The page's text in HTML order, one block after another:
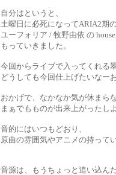
自分はというと、
土曜日に必死になってARIA2期
ユーフォリア / 牧野由依 の
もっていきました。
今回からライブで入ってくれる
どうしても今回仕上げたいなー
おかげで、なかなか気が休まら
まぁでもものが出来上がったし
音的にはいつもどおり、
原曲の雰囲気やアニメの持って
音源は、もうちょっと追い込ん